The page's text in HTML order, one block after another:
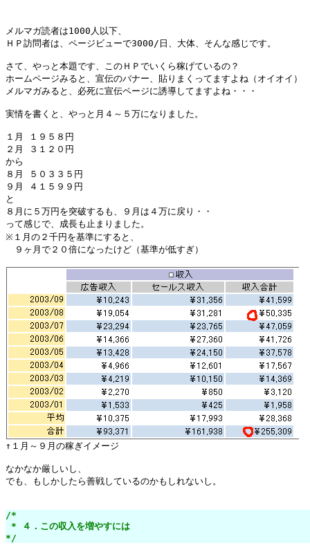
メルマガ読者は1000人以下、
ＨＰ訪問者は、ページビューで3000/日、大体、そんな感じです。
さて、やっと本題です、このＨＰでいくら稼げているの？
ホームページみると、宣伝のバナー、貼りまくってますよね（オイオイ）
メルマガみると、必死に宣伝ページに誘導してますよね・・・
実情を書くと、やっと月４～５万になりました。
１月 １９５８円
２月 ３１２０円
から
８月 ５０３３５円
９月 ４１５９９円
と
８月に５万円を突破するも、９月は４万に戻り・・
って感じで、成長も止まりました。
※１月の２千円を基準にすると、
９ヶ月で２０倍になったけど（基準が低すぎ）
なかなか厳しいし、
でも、もしかしたら善戦しているのかもしれないし。
/*
* ４．この収入を増やすには
*/